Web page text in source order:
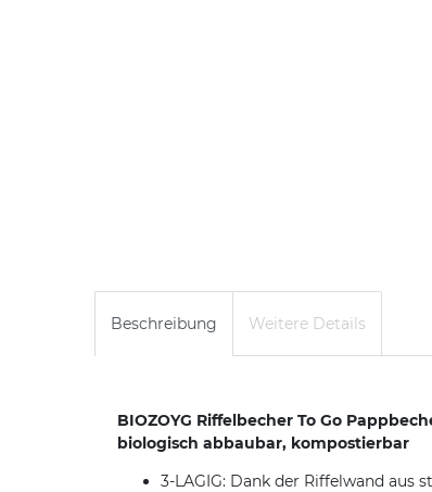
Beschreibung Weitere Details
BIOZOYG Riffelbecher To Go
biologisch abbaubar, kompostierbar
3-LAGIG: Dank der Riffelwand